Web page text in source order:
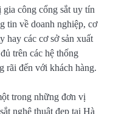
công cổng sắt uy tín
tin về doanh nghiệp, cơ
hay các cơ sở sản xuất
trên các hệ thống
rãi đến với khách hàng.
trong những đơn vị
nghệ thuật đẹp tại Hà